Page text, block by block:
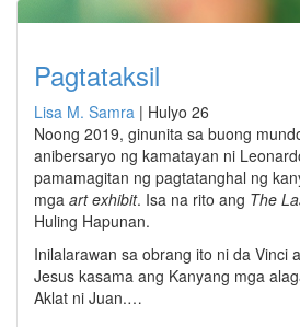
Pagtataksil
Lisa M. Samra | Hulyo 26
Noong 2019, ginunita sa buong
anibersaryo ng kamatayan ni
pamamagitan ng pagtatanghal ng
mga art exhibit. Isa na rito ang The
Huling Hapunan.
Inilalarawan sa obrang ito ni da Vinci
Jesus kasama ang Kanyang mga
Aklat ni Juan.…